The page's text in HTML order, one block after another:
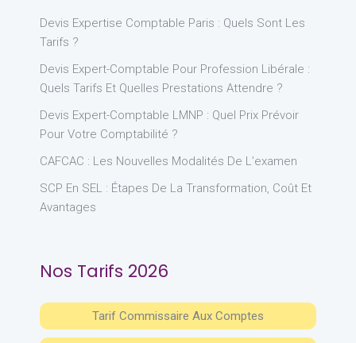
Devis Expertise Comptable Paris : Quels Sont Les
Tarifs ?
Devis Expert-Comptable Pour Profession Libérale :
Quels Tarifs Et Quelles Prestations Attendre ?
Devis Expert-Comptable LMNP : Quel Prix Prévoir
Pour Votre Comptabilité ?
CAFCAC : Les Nouvelles Modalités De L’examen
SCP En SEL : Étapes De La Transformation, Coût Et
Avantages
Nos Tarifs 2026
Tarif Commissaire Aux Comptes